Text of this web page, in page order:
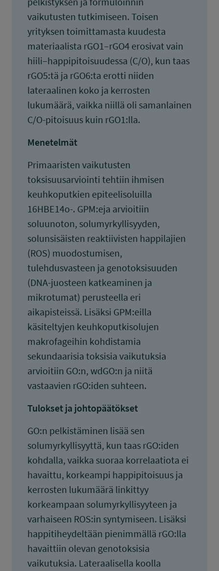
vaikutusten tutkimiseen. Toisen
yrityksen toimittamasta kuudesta
materiaalista rGO1–rGO4 erosivat vain
hiili–happipitoisuudessa (C/O), kun taas
rGO5:tä ja rGO6:ta erotti niiden
lateraalinen koko ja kerrosten
lukumäärä, vaikka niillä oli samanlainen
C/O-pitoisuus kuin rGO1:lla.
Menetelmät
Primaaristen vaikutusten
toksisuusarviointi tehtiin ihmisen
keuhkoputkien epiteelisoluilla
16HBE14o-. GPM:eja arvioitiin
soluunoton, solumyrkyllisyyden,
solunsisäisten reaktiivisten happilajien
(ROS) muodostumisen,
tulehdusvasteen ja genotoksisuuden
(DNA-juosteen katkeaminen ja
mikrotumat) perusteella eri
aikapisteissä. Lisäksi GPM:eilla
käsiteltyjen keuhkoputkisolujen
makrofageihin kohdistamia
sekundaarisia toksisia vaikutuksia
arvioitiin GO:n, wdGO:n ja niitä
vastaavien rGO:iden suhteen.
Tulokset ja johtopäätökset
GO:n pelkistäminen lisää sen
solumyrkyllisyyttä, kun taas rGO:iden
kohdalla, vaikka suoraa korrelaatiota ei
havaittu, korkeampi happipitoisuus ja
kerrosten lukumäärä linkittyy
korkeampaan solumyrkyllisyyteen ja
varhaiseen ROS:in syntymiseen. Lisäksi
happitiheydeltään pienimmällä rGO:lla
havaittiin olevan genotoksisia
vaikutuksia. Lateraalisella koolla